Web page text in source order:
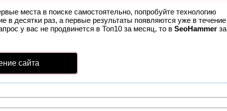
места в поиске самостоятельно, попробуйте технологию
в десятки раз, а первые результаты появляются уже в течение
у вас не продвинется в Топ10 за месяц, то в SeoHammer за
сайта